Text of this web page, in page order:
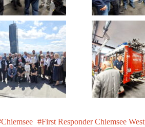
Chiemsee
First Responder Chiemsee West